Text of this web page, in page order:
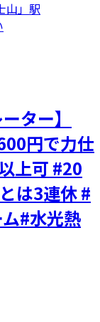
山」駅
ター】
円で力仕
上可 #20
は3連休 #
#水光熱